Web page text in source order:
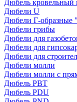
Дюбель кровельный
Дюбели U
Дюбели Г-образные
Дюбели грибы
Дюбели для
Дюбели для
Дюбели для
Дюбели молли
Дюбели молли с
Дюбель PBT
Дюбель PDU